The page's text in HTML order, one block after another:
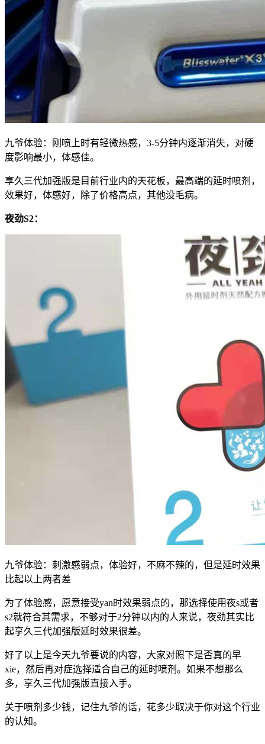
九爷体验：刚喷上时有轻微热感，3-5分钟内逐渐消失，对硬
度影响最小，体感佳。
享久三代加强版是目前行业内的天花板，最高端的延时喷剂，
效果好，体感好，除了价格高点，其他没毛病。
夜劲S2：
九爷体验：刺激感弱点，体验好，不麻不辣的，但是延时效果
比起以上两者差
为了体验感，愿意接受yan时效果弱点的，那选择使用夜s或者
s2就符合其需求，不够对于2分钟以内的人来说，夜劲其实比
起享久三代加强版延时效果很差。
好了以上是今天九爷要说的内容，大家对照下是否真的早
xie，然后再对症选择适合自己的延时喷剂。如果不想那么
多，享久三代加强版直接入手。
关于喷剂多少钱，记住九爷的话，花多少取决于你对这个行业
的认知。